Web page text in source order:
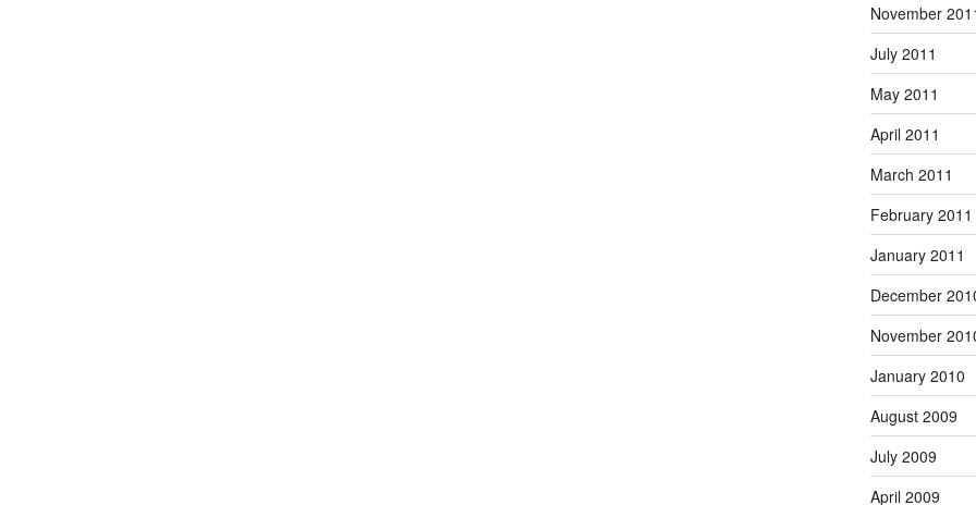
November
July 2011
May 2011
April 2011
March 2011
February 2011
January 2011
December
November
January 2010
August 2009
July 2009
April 2009